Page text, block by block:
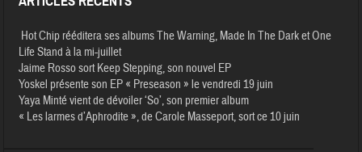
Hot Chip rééditera ses albums The Warning, Made In The Dark et One
Life Stand à la mi-juillet
Jaime Rosso sort Keep Stepping, son nouvel EP
Yoskel présente son EP « Preseason » le vendredi 19 juin
Yaya Minté vient de dévoiler ‘So’, son premier album
« Les larmes d’Aphrodite », de Carole Masseport, sort ce 10 juin